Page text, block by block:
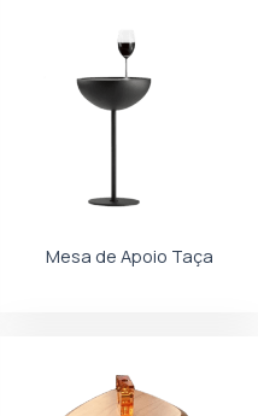
Mesa de Apoio Taça